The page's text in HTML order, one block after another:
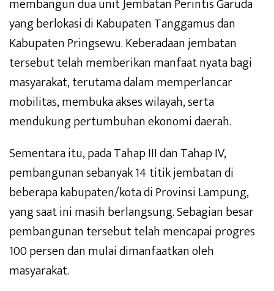
yang berlokasi di Kabupaten Tanggamus dan
Kabupaten Pringsewu. Keberadaan jembatan
tersebut telah memberikan manfaat nyata bagi
masyarakat, terutama dalam memperlancar
mobilitas, membuka akses wilayah, serta
mendukung pertumbuhan ekonomi daerah.
Sementara itu, pada Tahap III dan Tahap IV,
pembangunan sebanyak 14 titik jembatan di
beberapa kabupaten/kota di Provinsi Lampung,
yang saat ini masih berlangsung. Sebagian besar
pembangunan tersebut telah mencapai progres
100 persen dan mulai dimanfaatkan oleh
masyarakat.